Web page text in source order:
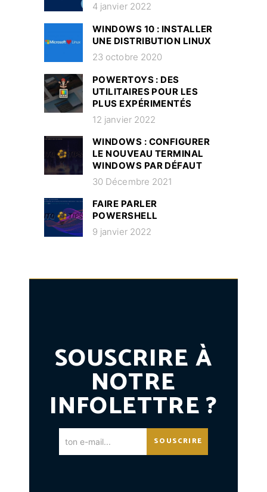
4 janvier 2022
WINDOWS 10 : INSTALLER
UNE DISTRIBUTION LINUX
23 octobre 2020
POWERTOYS : DES
UTILITAIRES POUR LES
PLUS EXPÉRIMENTÉS
12 janvier 2022
WINDOWS : CONFIGURER
LE NOUVEAU TERMINAL
WINDOWS PAR DÉFAUT
30 Décembre 2021
FAIRE PARLER
POWERSHELL
9 janvier 2022
SOUSCRIRE À
NOTRE
INFOLETTRE ?
SOUSCRIRE